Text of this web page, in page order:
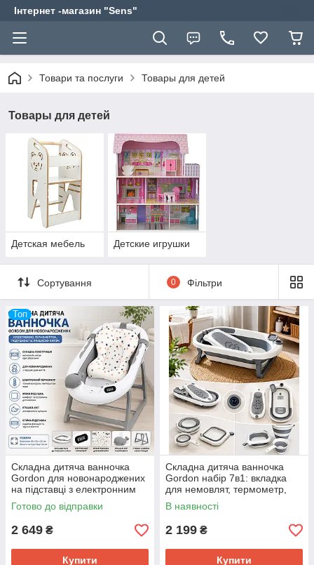
Інтернет -магазин "Sens"
Товари та послуги Товары для детей
Товары для детей
Детская мебель Детские игрушки
Сортування 0 Фільтри
Топ
Складна дитяча ванночка
Gordon для новонароджених
на підставці з електронним
термометром, м'якою
подушкою та іграшкою-китом
Готово до відправки
2 649 ₴
Купити
Складна дитяча ванночка
Gordon набір 7в1: вкладка
для немовлят, термометр,
підставка для мила, відерце,
дві миски
В наявності
2 199 ₴
Купити